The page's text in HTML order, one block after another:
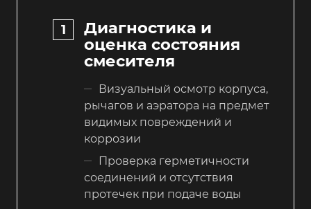
Диагностика и
оценка состояния
смесителя
Визуальный осмотр корпуса,
рычагов и аэратора на предмет
видимых повреждений и
коррозии
Проверка герметичности
соединений и отсутствия
протечек при подаче воды